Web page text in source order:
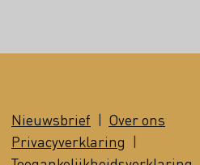
Nieuwsbrief | Over ons
Privacyverklaring |